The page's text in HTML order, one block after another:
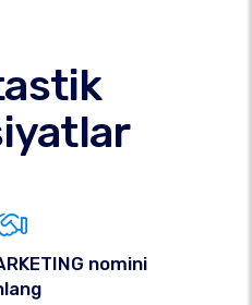
nomini